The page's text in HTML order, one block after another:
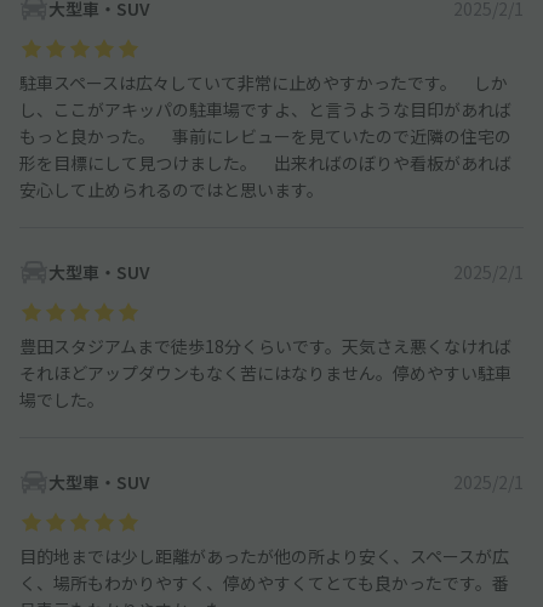
大型車・SUV 2025/2/1
駐車スペースは広々していて非常に止めやすかったです。 しか
し、ここがアキッパの駐車場ですよ、と言うような目印があれば
もっと良かった。 事前にレビューを見ていたので近隣の住宅の
形を目標にして見つけました。 出来ればのぼりや看板があれば
安心して止められるのではと思います。
大型車・SUV 2025/2/1
豊田スタジアムまで徒歩18分くらいです。天気さえ悪くなければ
それほどアップダウンもなく苦にはなりません。停めやすい駐車
場でした。
大型車・SUV 2025/2/1
目的地までは少し距離があったが他の所より安く、スペースが広
く、場所もわかりやすく、停めやすくてとても良かったです。番